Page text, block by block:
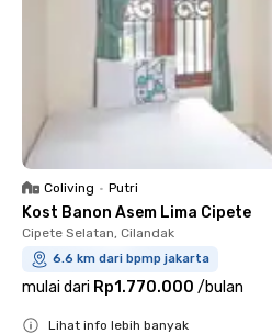
Coliving • Putri
Kost Banon Asem Lima Cipete
Cipete Selatan, Cilandak
6.6 km dari bpmp jakarta
mulai dari Rp1.770.000 /bulan
Lihat info lebih banyak